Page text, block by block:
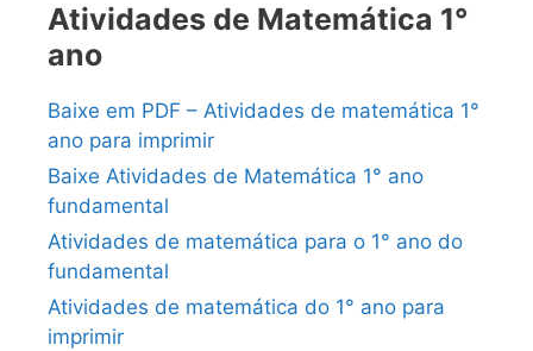
Atividades de Matemática 1°
ano
Baixe em PDF – Atividades de matemática 1°
ano para imprimir
Baixe Atividades de Matemática 1° ano
fundamental
Atividades de matemática para o 1° ano do
fundamental
Atividades de matemática do 1° ano para
imprimir